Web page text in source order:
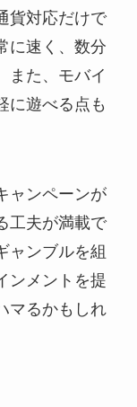
貨対応だけで
に速く、数分
また、モバイ
に遊べる点も
ャンペーンが
工夫が満載で
ャンブルを組
ンメントを提
マるかもしれ